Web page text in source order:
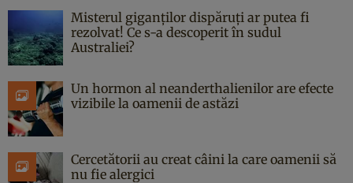
Misterul giganților dispăruți ar putea fi
rezolvat! Ce s-a descoperit în sudul
Australiei?
Un hormon al neanderthalienilor are efecte
vizibile la oamenii de astăzi
Cercetătorii au creat câini la care oamenii să
nu fie alergici